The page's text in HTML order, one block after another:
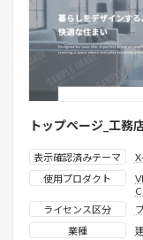
トップページ_工務
表示確認済みテーマ
使用プロダクト
ライセンス区分
業種